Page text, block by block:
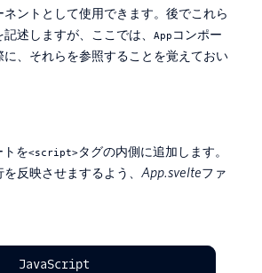
ネントとして使用できます。後でこれら
述しますが、ここでは、 App コンポー
に、それらを参照することを覚えておい
トを<script>タグの内側に追加します。
反映させまするよう、 App.svelteファ
JavaScript